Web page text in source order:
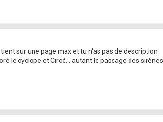
sur une page max et tu n'as pas de description
le cyclope et Circé... autant le passage des sirènes